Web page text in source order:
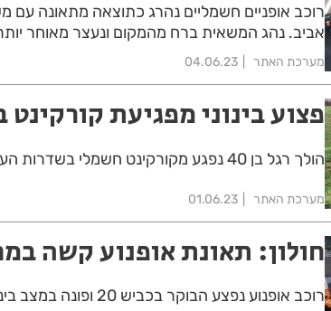
רוכב אופניים חשמליים נהרג כתוצאה מתאונה עם
אביב. נהג המשאית ברח מהמקום ונעצר מאוחר יותר
מערכת האתר 04.06.23
פצוע בינוני מפגיעת קורקינט
הולך רגל בן 40 נפגע מקורקינט חשמלי בשדרות העצמאות בבת ים
מערכת האתר 01.06.23
חולון: תאונת אופנוע קשה
רוכב אופנוע נפצע הבוקר בכביש 20 ופונה במצב בינוני אל בית החולים וולפסון